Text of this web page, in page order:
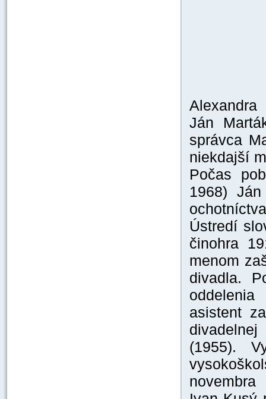
Ján
správca
niekdajší
Počas
1968)
Ústredí
činohra
menom
divadla.
oddelenia
asistent
(1955).